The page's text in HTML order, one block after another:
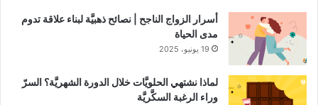
أسرار الزواج الناجح | نصائح ذهبيَّة لبناء علاقة تدوم
مدى الحياة
19 يونيو، 2025
لماذا نشتهي الحلويَّات خلال الدورة الشهريَّة؟ السرّ
وراء الرغبة السكَّريَّة